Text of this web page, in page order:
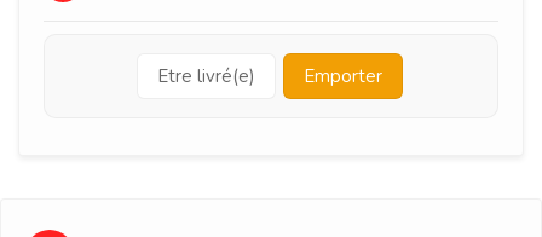
Etre livré(e) Emporter